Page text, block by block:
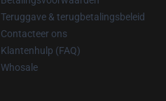
Teruggave & terugbetalingsbeleid
Contacteer ons
Klantenhulp (FAQ)
Whosale